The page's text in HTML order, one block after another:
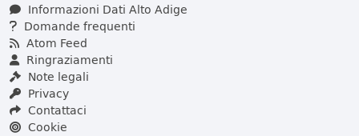
Informazioni Dati Alto Adige
Domande frequenti
Atom Feed
Ringraziamenti
Note legali
Privacy
Contattaci
Cookie